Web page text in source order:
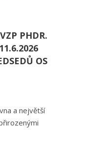
PHDR.
OS
a největší